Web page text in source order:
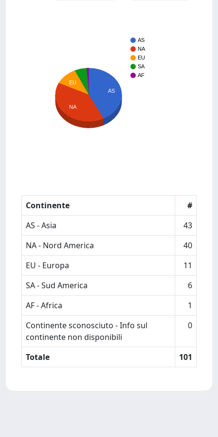
AS
NA
EU
SA
AF
AS
EU
NA
Continente
#
AS - Asia
43
NA - Nord America
40
EU - Europa
11
SA - Sud America
6
AF - Africa
1
Continente sconosciuto - Info sul
continente non disponibili
0
Totale 101